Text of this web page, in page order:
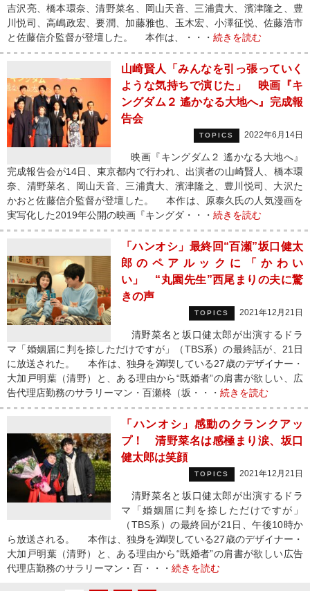
吉沢亮、橋本環奈、清野菜名、岡山天音、三浦貴大、濱津隆之、豊
川悦司、高嶋政宏、要潤、加藤雅也、玉木宏、小澤征悦、佐藤浩市
と佐藤信介監督が登壇した。 本作は、・・・ 続きを読む
山崎賢人「みんなを引っ張っていく
ような気持ちで演じた」 映画『キ
ングダム２ 遙かなる大地へ』完成報
告会
TOPICS 2022年6月14日
映画『キングダム２ 遙かなる大地へ』
完成報告会が14日、東京都内で行われ、出演者の山崎賢人、橋本環
奈、清野菜名、岡山天音、三浦貴大、濱津隆之、豊川悦司、大沢た
かおと佐藤信介監督が登壇した。 本作は、原泰久氏の人気漫画を
実写化した2019年公開の映画『キングダ・・・ 続きを読む
「ハンオシ」最終回“百瀬”坂口健太
郎のペアルックに「かわい
い」 “丸園先生”西尾まりの夫に驚
きの声
TOPICS 2021年12月21日
清野菜名と坂口健太郎が出演するドラ
マ「婚姻届に判を捺しただけですが」（TBS系）の最終話が、21日
に放送された。 本作は、独身を満喫している27歳のデザイナー・
大加戸明葉（清野）と、ある理由から“既婚者”の肩書が欲しい、広
告代理店勤務のサラリーマン・百瀬柊（坂・・・ 続きを読む
「ハンオシ」感動のクランクアッ
プ！ 清野菜名は感極まり涙、坂口
健太郎は笑顔
TOPICS 2021年12月21日
清野菜名と坂口健太郎が出演するドラ
マ「婚姻届に判を捺しただけですが」
（TBS系）の最終回が21日、午後10時か
ら放送される。 本作は、独身を満喫している27歳のデザイナー・
大加戸明葉（清野）と、ある理由から“既婚者”の肩書が欲しい広告
代理店勤務のサラリーマン・百・・・ 続きを読む